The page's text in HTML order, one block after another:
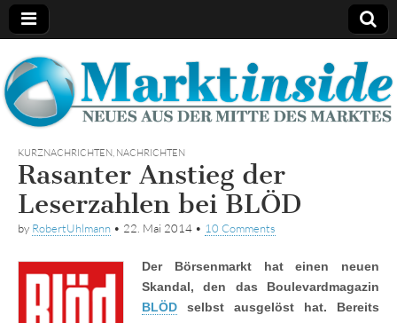
Marktinside
KURZNACHRICHTEN, NACHRICHTEN
Rasanter Anstieg der
Leserzahlen bei BLÖD
by RobertUhlmann • 22. Mai 2014 • 10 Comments
Der Börsenmarkt hat einen neuen
Skandal, den das Boulevardmagazin
BLÖD selbst ausgelöst hat. Bereits